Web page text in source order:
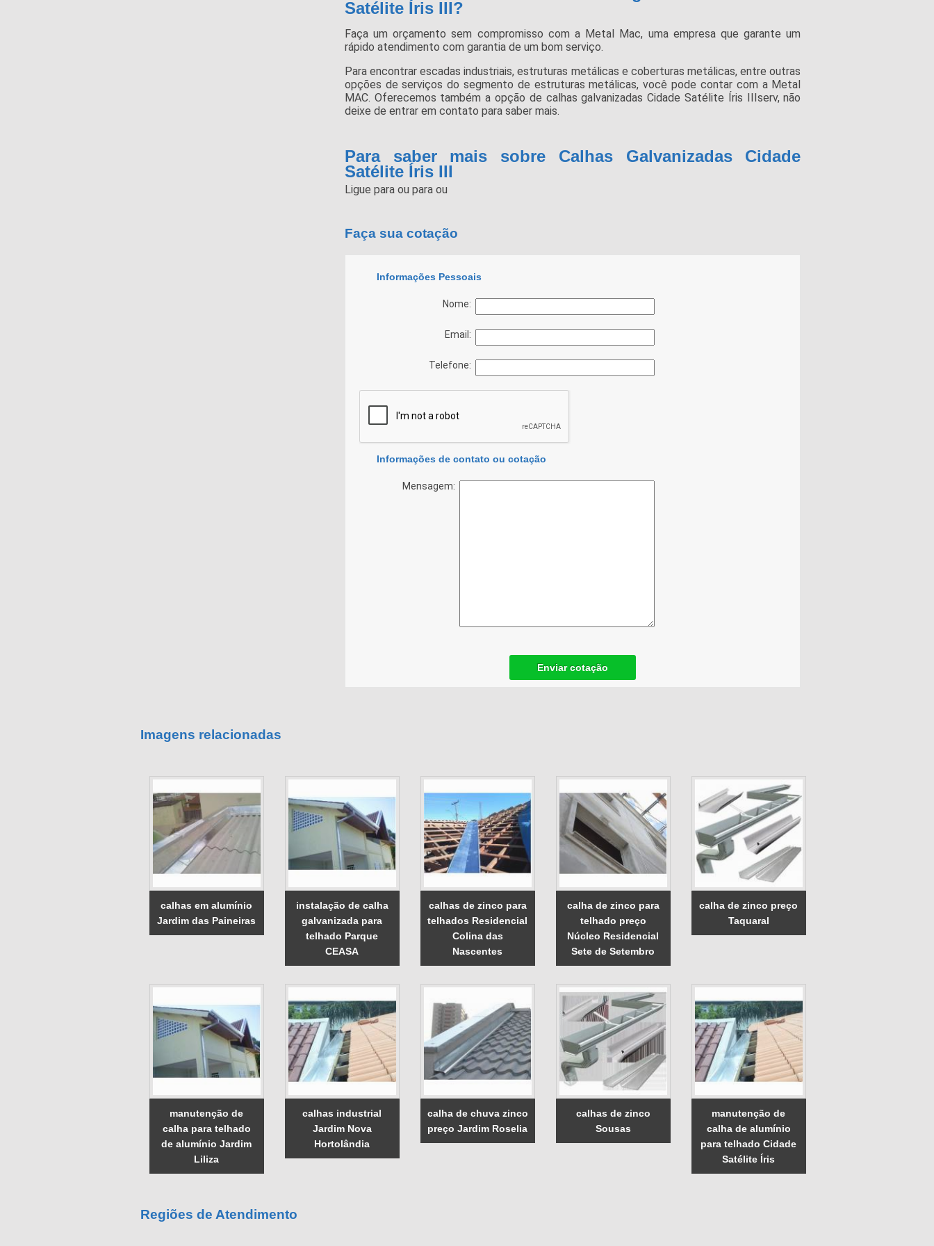
Satélite Íris III?
Faça um orçamento sem compromisso com a Metal Mac, uma empresa que garante um
rápido atendimento com garantia de um bom serviço.
Para encontrar escadas industriais, estruturas metálicas e coberturas metálicas, entre outras
opções de serviços do segmento de estruturas metálicas, você pode contar com a Metal
MAC. Oferecemos também a opção de calhas galvanizadas Cidade Satélite Íris IIIserv, não
deixe de entrar em contato para saber mais.
Para saber mais sobre Calhas Galvanizadas Cidade
Satélite Íris III
Ligue para ou para ou
Faça sua cotação
Informações Pessoais
Nome:
Email:
Telefone:
Informações de contato ou cotação
Mensagem:
Enviar cotação
Imagens relacionadas
calhas em alumínio
Jardim das Paineiras
instalação de calha
galvanizada para
telhado Parque
CEASA
calhas de zinco para
telhados Residencial
Colina das
Nascentes
calha de zinco para
telhado preço
Núcleo Residencial
Sete de Setembro
calha de zinco preço
Taquaral
manutenção de
calha para telhado
de alumínio Jardim
Liliza
calhas industrial
Jardim Nova
Hortolândia
calha de chuva zinco
preço Jardim Roselia
calhas de zinco
Sousas
manutenção de
calha de alumínio
para telhado Cidade
Satélite Íris
Regiões de Atendimento